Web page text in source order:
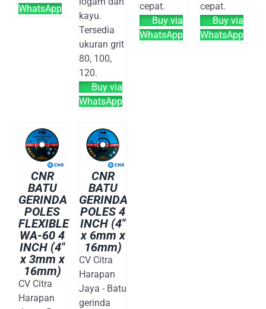
WhatsApp
kayu.
Tersedia
ukuran grit
80, 100,
120.
Buy via
WhatsApp
cepat.
Buy via
WhatsApp
cepat.
Buy via
WhatsApp
CNR
BATU
GERINDA
POLES
FLEXIBLE
WA-60 4
INCH (4″
x 3mm x
16mm)
CV Citra
Harapan
CNR
BATU
GERINDA
POLES 4
INCH (4″
x 6mm x
16mm)
CV Citra
Harapan
Jaya - Batu
gerinda